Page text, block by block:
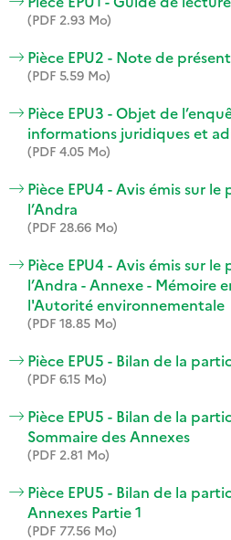
(PDF 2.93 Mo)
Pièce EPU2 - Note de
(PDF 5.59 Mo)
Pièce EPU3 - Objet de
informations juridiques et
(PDF 4.05 Mo)
Pièce EPU4 - Avis émis sur
l’Andra
(PDF 28.66 Mo)
Pièce EPU4 - Avis émis sur
l’Andra - Annexe - Mémoire
l'Autorité environnementale
(PDF 18.85 Mo)
Pièce EPU5 - Bilan de la
(PDF 6.15 Mo)
Pièce EPU5 - Bilan de la
Sommaire des Annexes
(PDF 2.81 Mo)
Pièce EPU5 - Bilan de la
Annexes Partie 1
(PDF 77.56 Mo)